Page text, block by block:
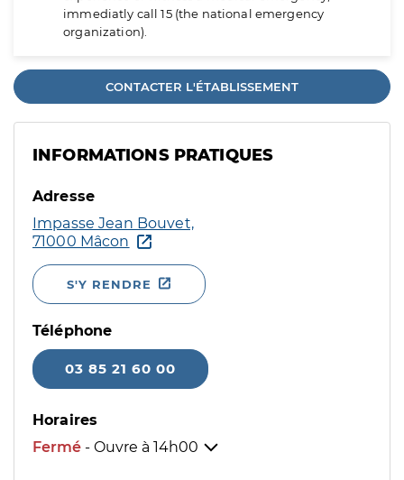
immediatly call 15 (the national emergency
organization).
CONTACTER L'ÉTABLISSEMENT
INFORMATIONS PRATIQUES
Adresse
Impasse Jean Bouvet,
71000 Mâcon
S'Y RENDRE
Téléphone
03 85 21 60 00
Horaires
Fermé - Ouvre à 14h00